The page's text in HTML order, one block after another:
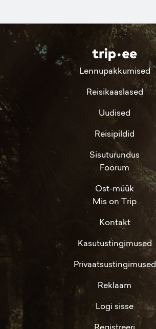
Lennupakkumised
Reisikaaslased
Uudised
Reisipildid
Sisuturundus
Foorum
Ost-müük
Mis on Trip
Kontakt
Kasutustingimused
Privaatsustingimused
Reklaam
Logi sisse